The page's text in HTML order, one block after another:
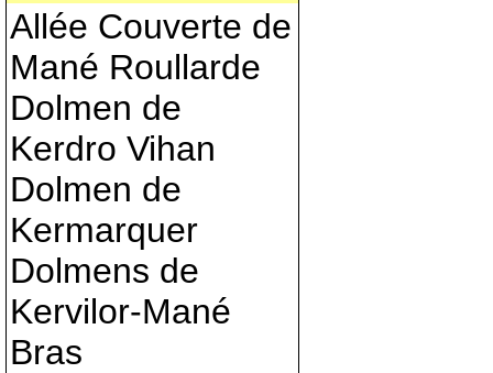
Allée Couverte de
Mané Roullarde
Dolmen de
Kerdro Vihan
Dolmen de
Kermarquer
Dolmens de
Kervilor-Mané
Bras